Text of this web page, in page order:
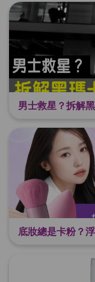
男士救星？拆解
底妝總是卡粉？